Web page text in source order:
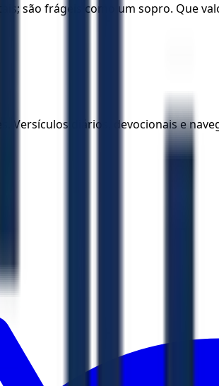
são frágeis como um sopro. Que
Versículos diários, devocionais e